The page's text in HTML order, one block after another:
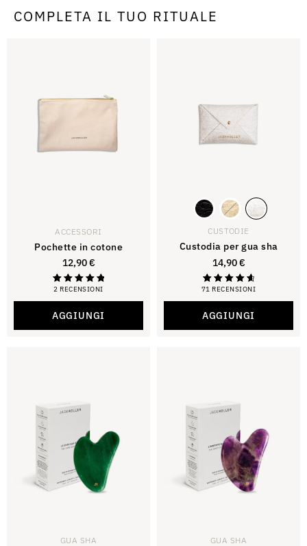
COMPLETA IL TUO RITUALE
ACCESSORI
Pochette in cotone
12,90€
2 RECENSIONI
Valutato
AGGIUNGI
CUSTODIE
Custodia per gua sha
14,90€
71 RECENSIONI
Valutazione
AGGIUNGI
GUA SHA GUA SHA